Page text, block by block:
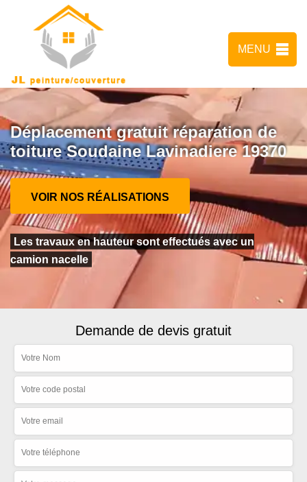
MENU
Déplacement gratuit réparation de
toiture Soudaine Lavinadiere 19370
VOIR NOS RÉALISATIONS
Les travaux en hauteur sont effectués avec un
camion nacelle
Demande de devis gratuit